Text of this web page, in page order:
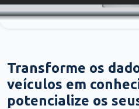
Transforme os
veículos em
potencialize os